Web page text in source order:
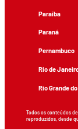
Paraíba
Paraná
Pernambuco
Rio de
Rio Grande
Todos os conteúdos
reproduzidos, desde